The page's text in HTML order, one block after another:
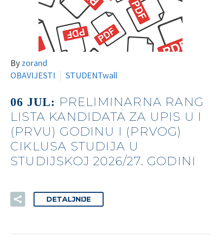
By zorand
OBAVIJESTI
STUDENTwall
06 JUL: PRELIMINARNA RANG
LISTA KANDIDATA ZA UPIS U I
(PRVU) GODINU I (PRVOG)
CIKLUSA STUDIJA U
STUDIJSKOJ 2026/27. GODINI
DETALJNIJE